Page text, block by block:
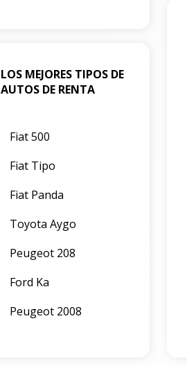
LOS MEJORES TIPOS DE
AUTOS DE RENTA
Fiat 500
Fiat Tipo
Fiat Panda
Toyota Aygo
Peugeot 208
Ford Ka
Peugeot 2008